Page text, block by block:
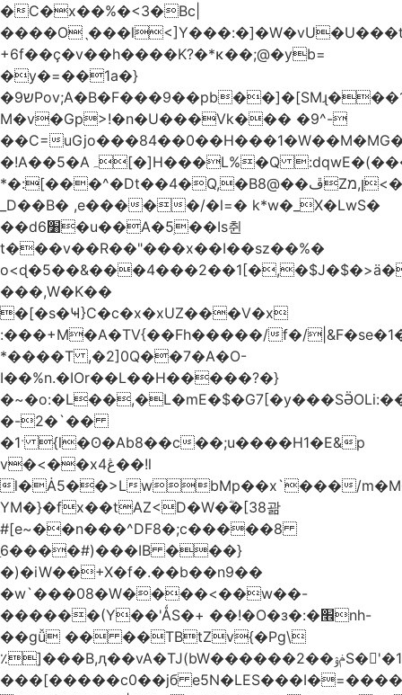
�C�x��%�<3�Bc|
+6f��ç�v��h����K?�*κ��;@�yb=
�y�=��1a�}
�ש9Pov;A�B�F���9��pb��]�[SMɻ���1v-
M�v�Gp>!�n�U���Vk��� �9^-
��C=
�!A��5�Aہ[�]H���L%�Q :dqwE�(���q��X�.bc�1d��\��#X�4��W�� Ldg
*�:[���^�Dt��4�Q,�B8@��ڦZן,מ<�oJ���ލ:�#���YLmh�Y?
_D��B� ,e�����/�l=� k*w�_X�LwS�
��d6׸�u��A�5ׅ��Is췬
t���v��R��"���x��I��sz��%�
���,W�K��
�[�s�Ҹ}C�c�x�xUZ���V�x
:���+M�A�TV{��Fh�����/f�/|&F�
*����T ,�2]0Q��7�A�O-
I��%n.�IOr��L��H�����?�}
�-2�`��
�1ˑ {l�ʘ�Ab8��c��;u����H1�E&p
v�<��xڠ4��!l
l�Ȧ5��>LwbMp��x`���/
YM�}�fx��tAZ<D�W�ؓ�[38괆
#[e~��n���^DF8�;c�����8
ַ6����#)���IB ���}
�)�iW��+X�f�.��b��n9��
�w`���08�W����<��w��-
������(Y��'ǺS�+ ��!�O�з�:�׮nh-
��gǚ �� ��TBtZv{�Pg\
٪]���B,ԯ��vA�TJ(bW������ݥۉ��2S�'�1�^c�Rs��l�0���צ�
���[�����c0��jб